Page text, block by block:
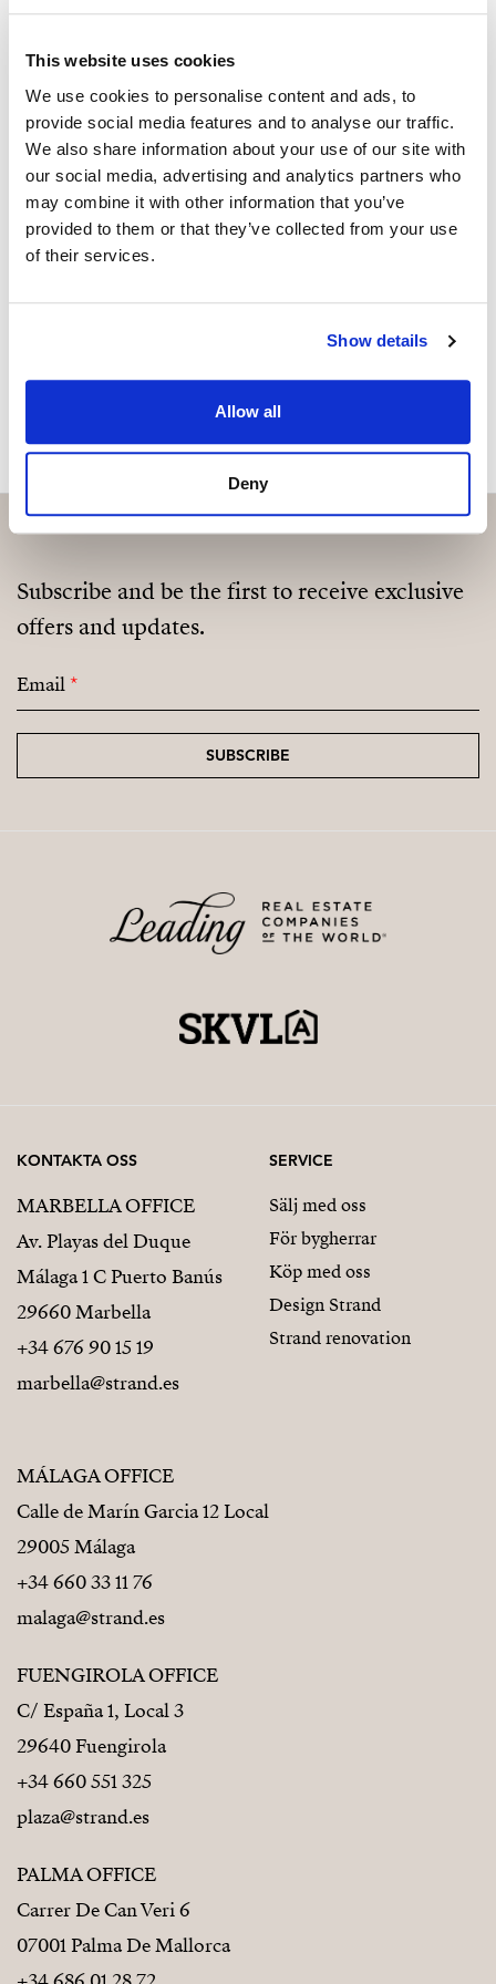
This website uses cookies
We use cookies to personalise content and ads, to
provide social media features and to analyse our traffic.
We also share information about your use of our site with
our social media, advertising and analytics partners who
may combine it with other information that you’ve
provided to them or that they’ve collected from your use
of their services.
Show details
Allow all
Deny
Independent Property Advisor
+34 683 528 094
whatsapp
isabel.brennan@strand.es
Vill du veta mer on bostaden?
Please, contact me or fill your information and
we will contact you with the language you
inklusive 3 kökspaket, 2 golvalternativ, 3 färgval och 2
Subscribe and be the first to receive exclusive
offers and updates.
Email*
SUBSCRIBE
KONTAKTA OSS
MARBELLA OFFICE
Av. Playas del Duque
Málaga 1 C Puerto Banús
29660 Marbella
+34 676 90 15 19
marbella@strand.es
MÁLAGA OFFICE
Calle de Marín Garcia 12 Local
29005 Málaga
+34 660 33 11 76
malaga@strand.es
FUENGIROLA OFFICE
C/ España 1, Local 3
29640 Fuengirola
+34 660 551 325
plaza@strand.es
PALMA OFFICE
Carrer De Can Veri 6
07001 Palma De Mallorca
SERVICE
Sälj med oss
För bygherrar
Köp med oss
Design Strand
Strand renovation